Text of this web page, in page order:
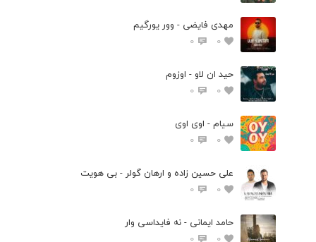
مهدی فایضی - وور یورگیم
0
0
حید ان لاو - اوزوم
0
0
سیام - اوی اوی
0
0
علی حسین زاده و ارهان گولر - بی هویت
0
0
حامد ایمانی - نه فایداسی وار
0
0